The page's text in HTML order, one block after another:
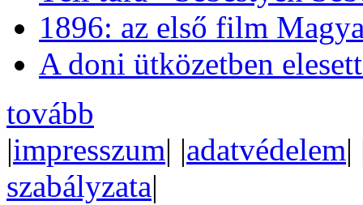
1896: az első film
A doni ütközetben
tovább
|impresszum| |adatvédelem|
szabályzata|